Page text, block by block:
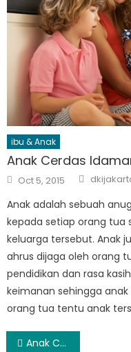
ibu & Anak
Anak Cerdas
Posted
on
Oct 5, 2015 Author
Anak adalah sebuah
kepada setiap orang tua
keluarga tersebut. Anak
ahrus dijaga oleh orang
pendidikan dan rasa
keimanan sehingga
orang tua tentu anak
Post
Anak Cerdas Idaman Orangtua